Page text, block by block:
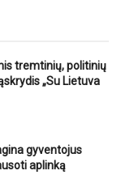
tremtinių, politinių
„Su Lietuva
gyventojus
aplinką